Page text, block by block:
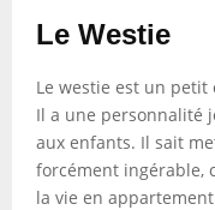
Le Westie
Le westie est un
Il a une personnalité
aux enfants. Il sait
forcément ingérable,
la vie en